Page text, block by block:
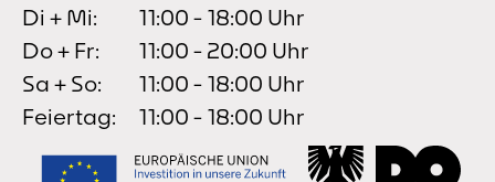
Di + Mi:
11:00 - 18:00 Uhr
Do + Fr:
11:00 - 20:00 Uhr
Sa + So:
11:00 - 18:00 Uhr
Feiertag:
11:00 - 18:00 Uhr